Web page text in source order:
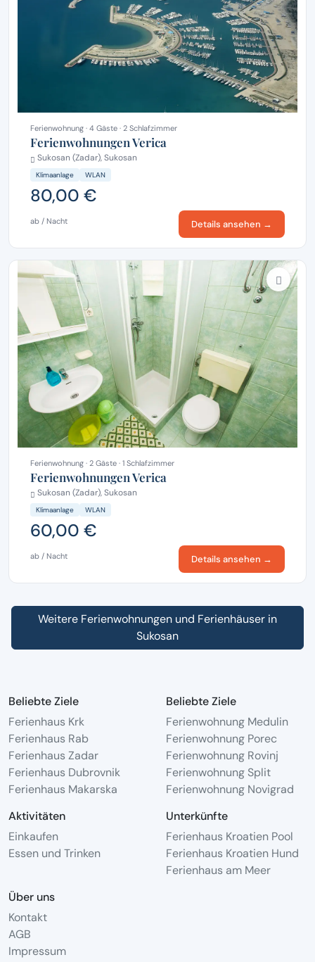
Ferienwohnung · 4 Gäste · 2 Schlafzimmer
Ferienwohnungen Verica
Sukosan (Zadar), Sukosan
Klimaanlage WLAN
80,00 €
ab / Nacht Details ansehen →
Ferienwohnung · 2 Gäste · 1 Schlafzimmer
Ferienwohnungen Verica
Sukosan (Zadar), Sukosan
Klimaanlage WLAN
60,00 €
ab / Nacht Details ansehen →
Weitere Ferienwohnungen und Ferienhäuser in
Sukosan
Beliebte Ziele
Ferienhaus Krk
Ferienhaus Rab
Ferienhaus Zadar
Ferienhaus Dubrovnik
Ferienhaus Makarska
Beliebte Ziele
Ferienwohnung Medulin
Ferienwohnung Porec
Ferienwohnung Rovinj
Ferienwohnung Split
Ferienwohnung Novigrad
Aktivitäten
Einkaufen
Essen und Trinken
Unterkünfte
Ferienhaus Kroatien Pool
Ferienhaus Kroatien Hund
Ferienhaus am Meer
Über uns
Kontakt
AGB
Impressum